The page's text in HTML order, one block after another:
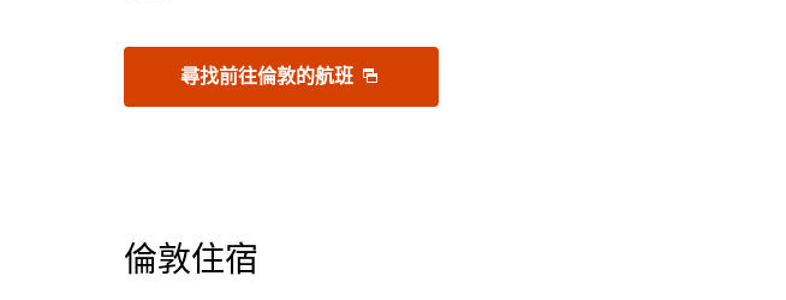
尋找前往倫敦的航班
倫敦住宿